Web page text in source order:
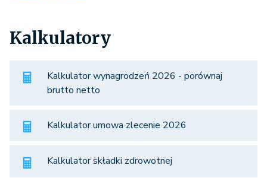
Kalkulatory
Kalkulator wynagrodzeń 2026 - porównaj
brutto netto
Kalkulator umowa zlecenie 2026
Kalkulator składki zdrowotnej